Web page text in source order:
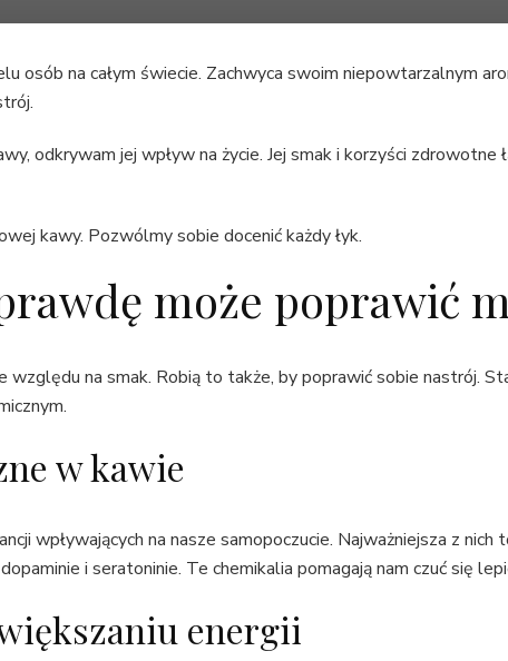
osób na całym świecie. Zachwyca swoim niepowtarzalnym
odkrywam jej wpływ na życie. Jej smak i korzyści zdrowotne
kawy. Pozwólmy sobie docenić każdy łyk.
może poprawić
na smak. Robią to także, by poprawić sobie nastrój.
w kawie
wpływających na nasze samopoczucie. Najważniejsza z nich
i seratoninie. Te chemikalia pomagają nam czuć się
energii